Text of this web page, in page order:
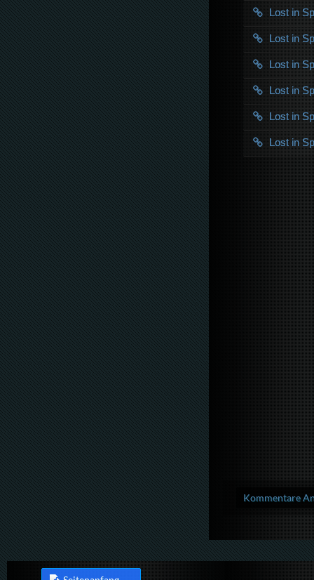
Lost in
Lost in
Lost in
Lost in
Lost in
Lost in
Kommentare